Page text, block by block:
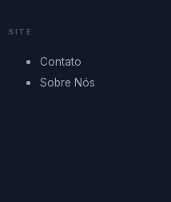
SITE
Contato
Sobre Nós